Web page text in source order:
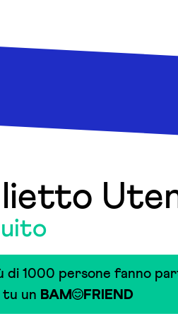
di 1000 persone fanno
tu un BAM FRIEND